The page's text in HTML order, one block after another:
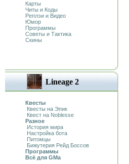
Карты
Читы и Коды
Реплэи и Видео
Юмор
Программы
Советы и Тактика
Скины
Lineage 2
Квесты
Квесты на Эпик
Квест на Noblesse
Разное
История мира
Настройка бота
Питомцы
Бижутерия Рейд Боссов
Программы
Всё для GMa